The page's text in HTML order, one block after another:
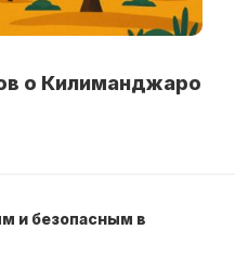
о Килиманджаро
и безопасным в